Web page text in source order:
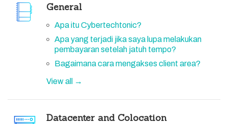
General
Apa itu Cybertechtonic?
Apa yang terjadi jika saya lupa melakukan
pembayaran setelah jatuh tempo?
Bagaimana cara mengakses client area?
View all →
Datacenter and Colocation